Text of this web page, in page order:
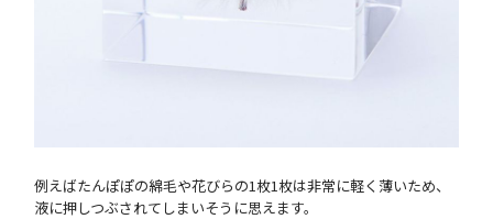
例えばたんぽぽの綿毛や花びらの1枚1枚は非常に軽く薄いため、
液に押しつぶされてしまいそうに思えます。